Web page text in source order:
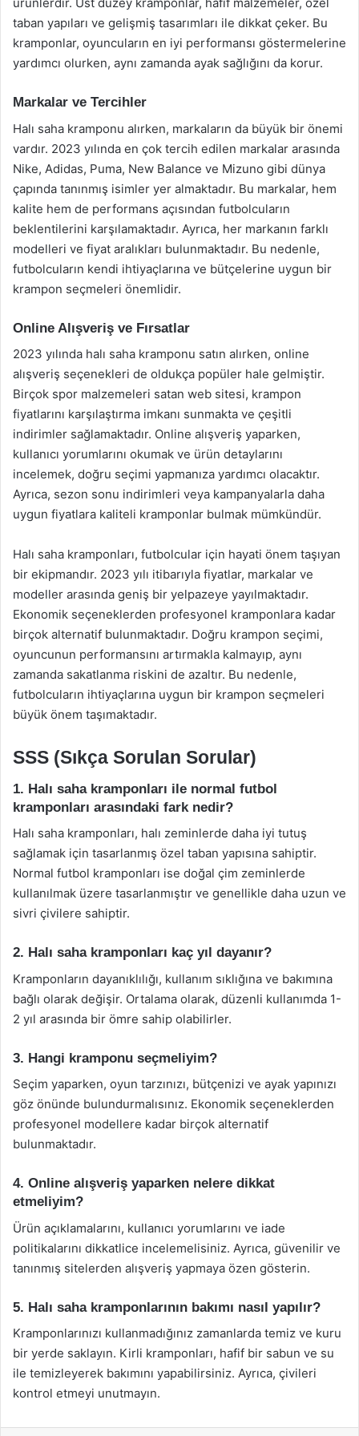
taban yapıları ve gelişmiş tasarımları ile dikkat çeker. Bu
kramponlar, oyuncuların en iyi performansı göstermelerine
yardımcı olurken, aynı zamanda ayak sağlığını da korur.
Markalar ve Tercihler
Halı saha kramponu alırken, markaların da büyük bir önemi
vardır. 2023 yılında en çok tercih edilen markalar arasında
Nike, Adidas, Puma, New Balance ve Mizuno gibi dünya
çapında tanınmış isimler yer almaktadır. Bu markalar, hem
kalite hem de performans açısından futbolcuların
beklentilerini karşılamaktadır. Ayrıca, her markanın farklı
modelleri ve fiyat aralıkları bulunmaktadır. Bu nedenle,
futbolcuların kendi ihtiyaçlarına ve bütçelerine uygun bir
krampon seçmeleri önemlidir.
Online Alışveriş ve Fırsatlar
2023 yılında halı saha kramponu satın alırken, online
alışveriş seçenekleri de oldukça popüler hale gelmiştir.
Birçok spor malzemeleri satan web sitesi, krampon
fiyatlarını karşılaştırma imkanı sunmakta ve çeşitli
indirimler sağlamaktadır. Online alışveriş yaparken,
kullanıcı yorumlarını okumak ve ürün detaylarını
incelemek, doğru seçimi yapmanıza yardımcı olacaktır.
Ayrıca, sezon sonu indirimleri veya kampanyalarla daha
uygun fiyatlara kaliteli kramponlar bulmak mümkündür.
Halı saha kramponları, futbolcular için hayati önem taşıyan
bir ekipmandır. 2023 yılı itibarıyla fiyatlar, markalar ve
modeller arasında geniş bir yelpazeye yayılmaktadır.
Ekonomik seçeneklerden profesyonel kramponlara kadar
birçok alternatif bulunmaktadır. Doğru krampon seçimi,
oyuncunun performansını artırmakla kalmayıp, aynı
zamanda sakatlanma riskini de azaltır. Bu nedenle,
futbolcuların ihtiyaçlarına uygun bir krampon seçmeleri
büyük önem taşımaktadır.
SSS (Sıkça Sorulan Sorular)
1. Halı saha kramponları ile normal futbol
kramponları arasındaki fark nedir?
Halı saha kramponları, halı zeminlerde daha iyi tutuş
sağlamak için tasarlanmış özel taban yapısına sahiptir.
Normal futbol kramponları ise doğal çim zeminlerde
kullanılmak üzere tasarlanmıştır ve genellikle daha uzun ve
sivri çivilere sahiptir.
2. Halı saha kramponları kaç yıl dayanır?
Kramponların dayanıklılığı, kullanım sıklığına ve bakımına
bağlı olarak değişir. Ortalama olarak, düzenli kullanımda 1-
2 yıl arasında bir ömre sahip olabilirler.
3. Hangi kramponu seçmeliyim?
Seçim yaparken, oyun tarzınızı, bütçenizi ve ayak yapınızı
göz önünde bulundurmalısınız. Ekonomik seçeneklerden
profesyonel modellere kadar birçok alternatif
bulunmaktadır.
4. Online alışveriş yaparken nelere dikkat
etmeliyim?
Ürün açıklamalarını, kullanıcı yorumlarını ve iade
politikalarını dikkatlice incelemelisiniz. Ayrıca, güvenilir ve
tanınmış sitelerden alışveriş yapmaya özen gösterin.
5. Halı saha kramponlarının bakımı nasıl yapılır?
Kramponlarınızı kullanmadığınız zamanlarda temiz ve kuru
bir yerde saklayın. Kirli kramponları, hafif bir sabun ve su
ile temizleyerek bakımını yapabilirsiniz. Ayrıca, çivileri
kontrol etmeyi unutmayın.